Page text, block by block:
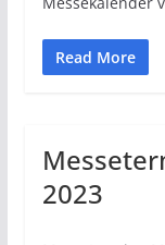
Read More
2023